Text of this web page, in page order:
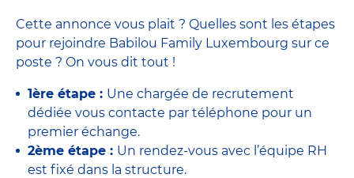
Cette annonce vous plait ? Quelles sont les étapes
pour rejoindre Babilou Family Luxembourg sur ce
poste ? On vous dit tout !
1ère étape : Une chargée de recrutement
dédiée vous contacte par téléphone pour un
premier échange.
2ème étape : Un rendez-vous avec l’équipe RH
est fixé dans la structure.